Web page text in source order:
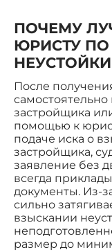
ПОЧЕМУ
ЮРИСТУ
После
самостоятельно
застройщика
помощью к
подаче иска о
застройщика,
заявление без
всегда
документы. Из-
сильно
взыскании
размер до